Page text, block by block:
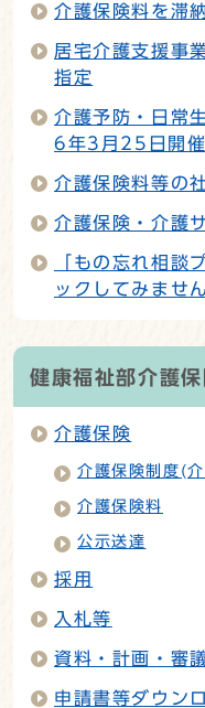
介護保険料を滞
居宅介護支援事
指定
介護予防・日常
6年3月25日開
介護保険料等の
介護保険・介護
「もの忘れ相談
ックしてみませ
健康福祉部介護保
介護保険
介護保険制度(
介護保険料
公示送達
採用
入札等
資料・計画・審
申請書等ダウン